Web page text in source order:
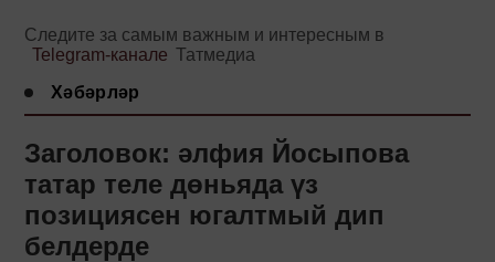
Следите за самым важным и интересным в
Telegram-канале Татмедиа
Хәбәрләр
Заголовок: әлфия Йосыпова
татар теле дөньяда үз
позициясен югалтмый дип
белдерде